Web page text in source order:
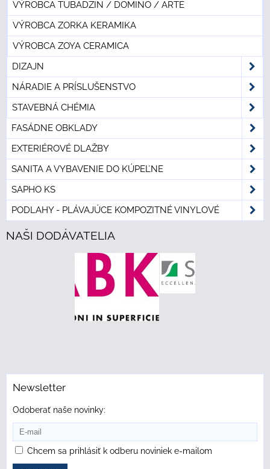
VÝROBCA TUBADZIN / DOMINO / ARTE
VÝROBCA ZORKA KERAMIKA
VÝROBCA ZOYA CERAMICA
DIZAJN
NÁRADIE A PRÍSLUŠENSTVO
STAVEBNÁ CHÉMIA
FASÁDNE OBKLADY
EXTERIÉROVÉ DLAŽBY
SANITA A VYBAVENIE DO KÚPEĽNE
SAPHO KS
PODLAHY - PLÁVAJÚCE KOMPOZITNÉ VINYLOVÉ
NAŠI DODÁVATELIA
Newsletter
Odoberať naše novinky:
Chcem sa prihlásiť k odberu noviniek e-mailom